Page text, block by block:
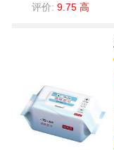
评价: 9.75 高